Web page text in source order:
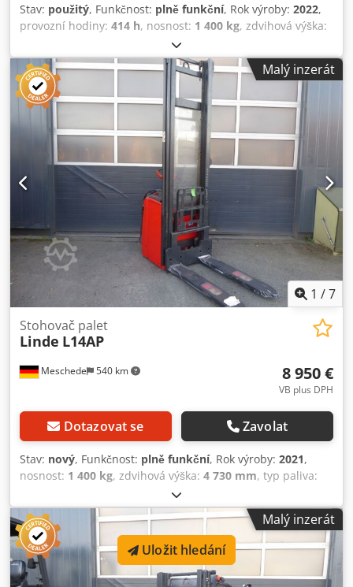
Stav: použitý, Funkčnost: plně funkční, Rok výroby: 2022,
provozní hodiny: 414 h, nosnost: 1 400 kg, zdvihová výška:
elektrický
stavební výška:1 490 mm, typ pohonu:Elektro,
Čtyřsměrný vysokozdvižný vozík Typ stožáru: Standardní
Stav: Připravený k použití a plně funkční Cedpfjzmbuyox
Ahyorf Technický stav: dobrý Popis: BEZ AKUMULÁTORU
Malý inzerát
1 /7
Meschede 540 km
Stohovač palet
Linde L14AP
8 950 €
VB plus DPH
Dotazovat se Zavolat
Stav: nový, Funkčnost: plně funkční, Rok výroby: 2021,
nosnost: 1 400 kg, zdvihová výška: 4 730 mm, typ paliva:
simplex
mm, typ pohonu:Elektro, Vysokozdvižný vozík Typ stožáru:
standardní Stav: nové zařízení Technický stav: nový Přední
pneumatiky typ: polyuretan Stav předních pneumatik: 80 -
100 % Credjxuw Tbopfx Ahyjf Stav zadních pneumatik: 80 -
100 % Baterie voltáž: 24V Typ baterie: PzS
Malý inzerát
Uložit hledání